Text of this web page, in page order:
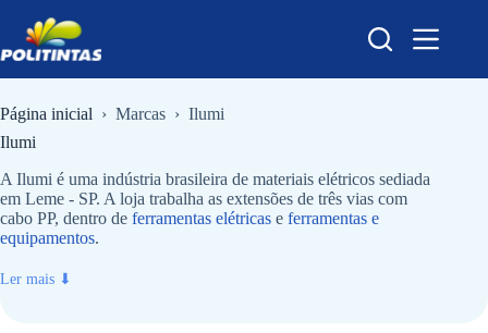
para
o
conteúdo
Página inicial › Marcas › Ilumi
Ilumi
A Ilumi é uma indústria brasileira de materiais elétricos sediada
em Leme - SP. A loja trabalha as extensões de três vias com
cabo PP, dentro de ferramentas elétricas e ferramentas e
equipamentos.
Ler mais ⬇